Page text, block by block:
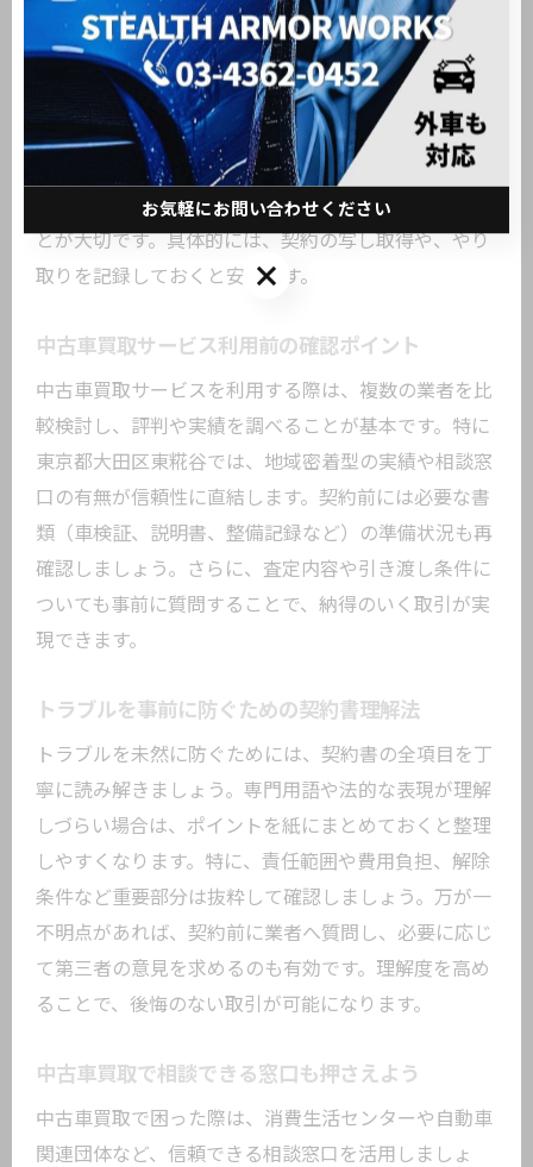
契約内容の確認不足は、後悔やトラブルの大きな要因
です。例えば、名義変更が進まず車税の請求が続く、
記載されていない修理費用を請求されるなど、実際に
多い事例です。事前の確認と記録保管が欠かせませ
ん。万が一のトラブルを防ぐには、契約書の控えを必
ず手元に残し、疑問点は即時に確認する習慣を持つこ
とが大切です。具体的には、契約の写し取得や、やり
取りを記録しておくと安心です。
中古車買取サービス利用前の確認ポイント
中古車買取サービスを利用する際は、複数の業者を比
較検討し、評判や実績を調べることが基本です。特に
東京都大田区東糀谷では、地域密着型の実績や相談窓
口の有無が信頼性に直結します。契約前には必要な書
類（車検証、説明書、整備記録など）の準備状況も再
確認しましょう。さらに、査定内容や引き渡し条件に
ついても事前に質問することで、納得のいく取引が実
現できます。
トラブルを事前に防ぐための契約書理解法
トラブルを未然に防ぐためには、契約書の全項目を丁
寧に読み解きましょう。専門用語や法的な表現が理解
しづらい場合は、ポイントを紙にまとめておくと整理
しやすくなります。特に、責任範囲や費用負担、解除
条件など重要部分は抜粋して確認しましょう。万が一
不明点があれば、契約前に業者へ質問し、必要に応じ
て第三者の意見を求めるのも有効です。理解度を高め
ることで、後悔のない取引が可能になります。
中古車買取で相談できる窓口も押さえよう
中古車買取で困った際は、消費生活センターや自動車
関連団体など、信頼できる相談窓口を活用しましょ
お気軽にお問い合わせください
お気軽にお問い合わせください